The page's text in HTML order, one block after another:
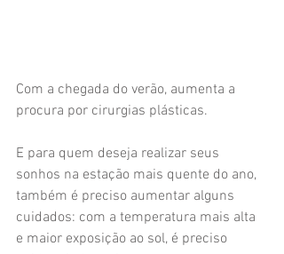
Com a chegada do verão, aumenta a
procura por cirurgias plásticas.
E para quem deseja realizar seus
sonhos na estação mais quente do ano,
também é preciso aumentar alguns
cuidados: com a temperatura mais alta
e maior exposição ao sol, é preciso